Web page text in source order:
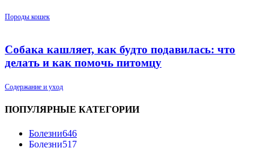
Породы кошек
Собака кашляет, как будто подавилась: что
делать и как помочь питомцу
Содержание и уход
ПОПУЛЯРНЫЕ КАТЕГОРИИ
Болезни646
Болезни517